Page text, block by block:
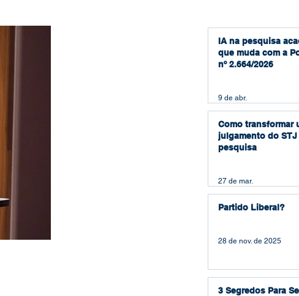
IA na pesquisa
que muda com a
nº 2.664/2026
9 de abr.
Como transformar
julgamento do STJ
pesquisa
27 de mar.
Partido Liberal?
28 de nov. de 2025
3 Segredos Para